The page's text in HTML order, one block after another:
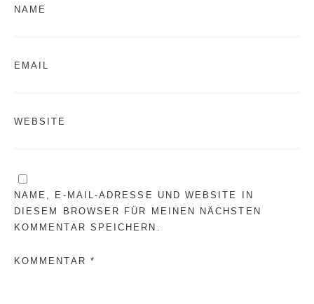
NAME
EMAIL
WEBSITE
NAME, E-MAIL-ADRESSE UND WEBSITE IN
DIESEM BROWSER FÜR MEINEN NÄCHSTEN
KOMMENTAR SPEICHERN.
KOMMENTAR *